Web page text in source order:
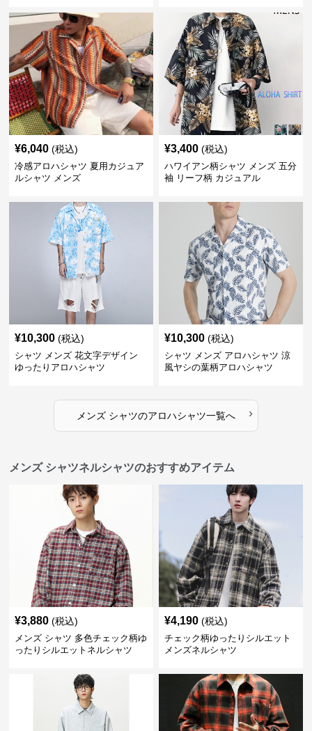
¥6,040 (税込)
冷感アロハシャツ 夏用カジュア
ルシャツ メンズ
¥3,400 (税込)
ハワイアン柄シャツ メンズ 五分
袖 リーフ柄 カジュアル
¥10,300 (税込)
シャツ メンズ 花文字デザイン
ゆったりアロハシャツ
¥10,300 (税込)
シャツ メンズ アロハシャツ 涼
風ヤシの葉柄アロハシャツ
メンズ シャツのアロハシャツ一覧へ ›
メンズ シャツネルシャツのおすすめアイテム
¥3,880 (税込)
メンズ シャツ 多色チェック柄ゆ
ったりシルエットネルシャツ
¥4,190 (税込)
チェック柄ゆったりシルエット
メンズネルシャツ